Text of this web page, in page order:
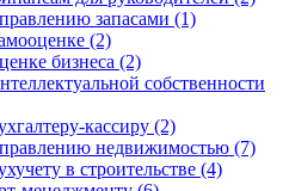
запасами (1)
(2)
бизнеса (2)
собственности
кассиру (2)
недвижимостью (7)
в строительстве (4)